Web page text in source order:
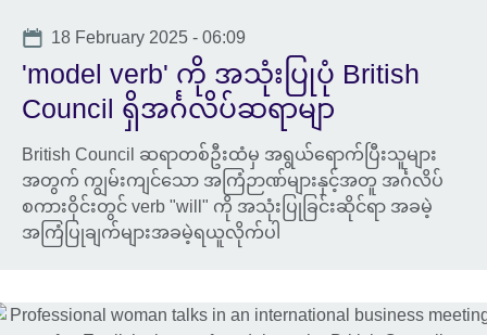
Date
18 February 2025 - 06:09
'model verb' ကို အသုံးပြုပုံ British
Council ရှိအင်္ဂလိပ်ဆရာမျာ
British Council ဆရာတစ်ဦးထံမှ အရွယ်ရောက်ပြီးသူများ
အတွက် ကျွမ်းကျင်သော အကြံဉာဏ်များနှင့်အတူ အင်္ဂလိပ်
စကားဝိုင်းတွင် verb "will" ကို အသုံးပြုခြင်းဆိုင်ရာ အခမဲ့
အကြံပြုချက်များအခမဲ့ရယူလိုက်ပါ